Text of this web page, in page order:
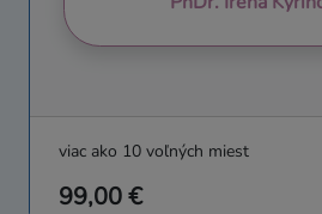
viac ako 10 voľných miest
99,00 €